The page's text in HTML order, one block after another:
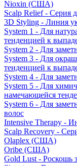
Nioxin (США)
Scalp Relief - Серия
3D Styling - Линия
System 1 - Для
тенденцией к
System 2 - Для
System 3 - Для
тенденцией к
System 4 - Для
System 5 - Для
намечающейся
System 6 - Для
волос
Intensive Therapy -
Scalp Recovery -
Olaplex (США)
Oribe (США)
Gold Lust - Роскошь